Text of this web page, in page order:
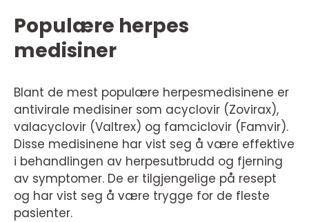
Populære herpes
medisiner
Blant de mest populære herpesmedisinene er
antivirale medisiner som acyclovir (Zovirax),
valacyclovir (Valtrex) og famciclovir (Famvir).
Disse medisinene har vist seg å være effektive
i behandlingen av herpesutbrudd og fjerning
av symptomer. De er tilgjengelige på resept
og har vist seg å være trygge for de fleste
pasienter.